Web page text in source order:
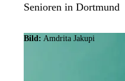
Senioren in Dortmund
Bild: Amdrita Jakupi